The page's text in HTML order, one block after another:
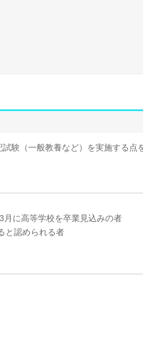
験（一般教養など）を実施する
に高等学校を卒業見込みの者
と認められる者